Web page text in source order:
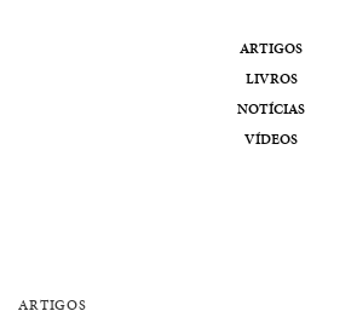
ARTIGOS
LIVROS
NOTÍCIAS
VÍDEOS
ARTIGOS